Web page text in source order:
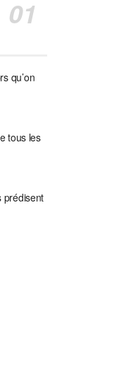
qu’on
tous les
prédisent